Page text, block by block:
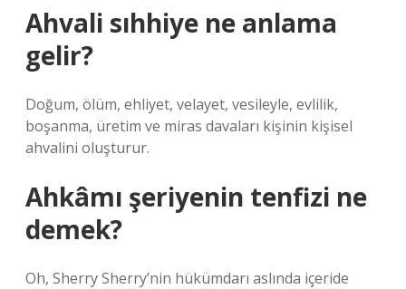
Ahvali sıhhiye ne anlama
gelir?
Doğum, ölüm, ehliyet, velayet, vesileyle, evlilik,
boşanma, üretim ve miras davaları kişinin kişisel
ahvalini oluşturur.
Ahkâmı şeriyenin tenfizi ne
demek?
Oh, Sherry Sherry’nin hükümdarı aslında içeride